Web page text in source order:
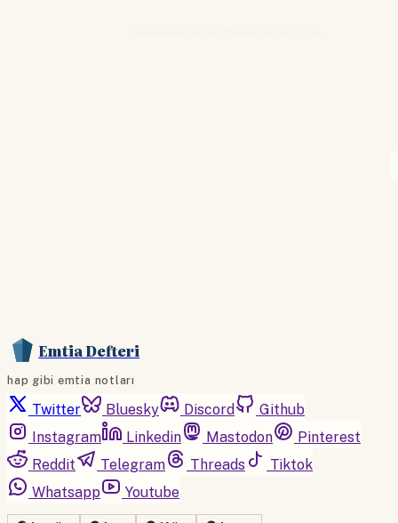
Emtia Defteri
hap gibi emtia notları
Twitter Bluesky Discord
Github
Instagram
Linkedin Mastodon
Pinterest
Reddit
Telegram Threads
Tiktok
Whatsapp
Youtube